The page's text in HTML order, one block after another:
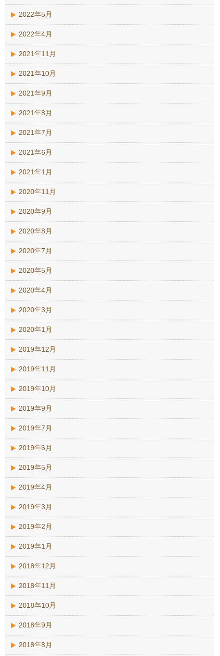
2022年5月
2022年4月
2021年11月
2021年10月
2021年9月
2021年8月
2021年7月
2021年6月
2021年1月
2020年11月
2020年9月
2020年8月
2020年7月
2020年5月
2020年4月
2020年3月
2020年1月
2019年12月
2019年11月
2019年10月
2019年9月
2019年7月
2019年6月
2019年5月
2019年4月
2019年3月
2019年2月
2019年1月
2018年12月
2018年11月
2018年10月
2018年9月
2018年8月